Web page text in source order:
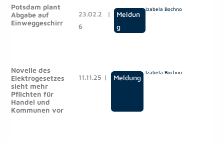
Potsdam plant
Abgabe auf
Einweggeschirr
23.02.2
6
|
Meldun
g
Izabela Bochno
Novelle des
Elektrogesetzes
sieht mehr
Pflichten für
Handel und
Kommunen vor
11.11.25 | Meldung
Izabela Bochno